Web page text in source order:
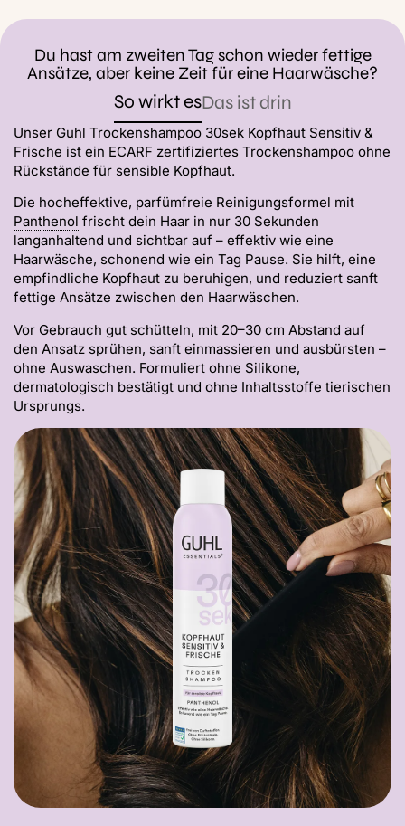
Du hast am zweiten Tag schon wieder fettige
Ansätze, aber keine Zeit für eine Haarwäsche?
So wirkt esDas ist drin
Unser Guhl Trockenshampoo 30sek Kopfhaut Sensitiv &
Frische ist ein ECARF zertifiziertes Trockenshampoo ohne
Rückstände für sensible Kopfhaut.
Die hocheffektive, parfümfreie Reinigungsformel mit
Panthenol frischt dein Haar in nur 30 Sekunden
langanhaltend und sichtbar auf – effektiv wie eine
Haarwäsche, schonend wie ein Tag Pause. Sie hilft, eine
empfindliche Kopfhaut zu beruhigen, und reduziert sanft
fettige Ansätze zwischen den Haarwäschen.
Vor Gebrauch gut schütteln, mit 20–30 cm Abstand auf
den Ansatz sprühen, sanft einmassieren und ausbürsten –
ohne Auswaschen. Formuliert ohne Silikone,
dermatologisch bestätigt und ohne Inhaltsstoffe tierischen
Ursprungs.